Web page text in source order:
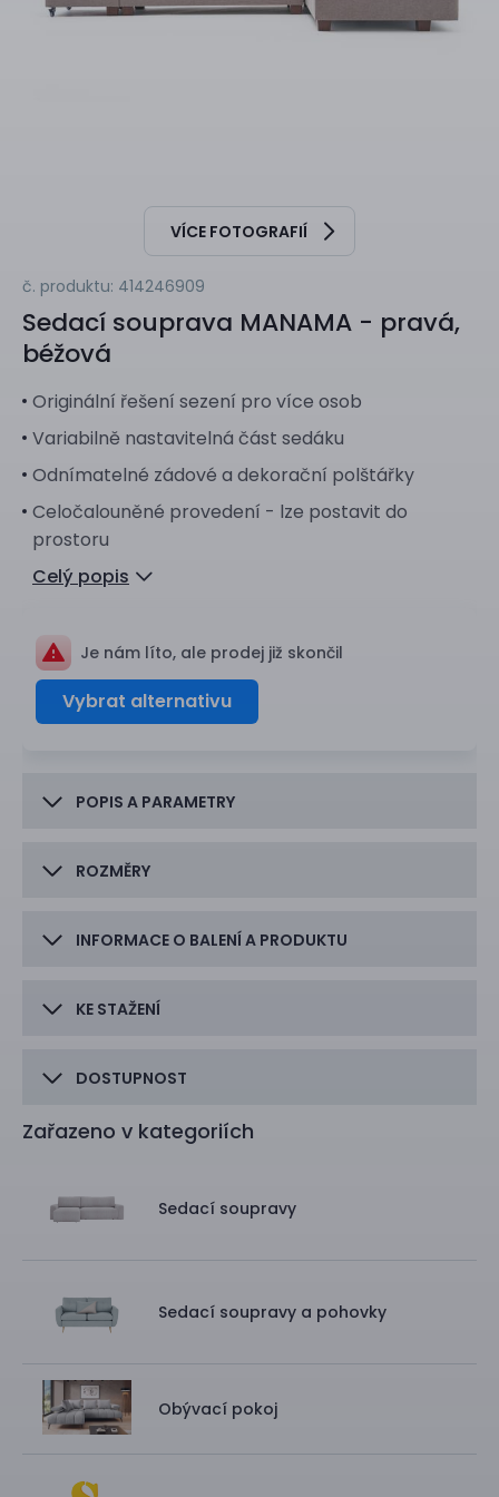
VÍCE FOTOGRAFIÍ
č. produktu: 414246909
Sedací souprava MANAMA - pravá,
béžová
Originální řešení sezení pro více osob
Variabilně nastavitelná část sedáku
Odnímatelné zádové a dekorační polštářky
Celočalouněné provedení - lze postavit do
prostoru
Celý popis
Je nám líto, ale prodej již skončil
Vybrat alternativu
POPIS A PARAMETRY
ROZMĚRY
INFORMACE O BALENÍ A PRODUKTU
KE STAŽENÍ
DOSTUPNOST
Zařazeno v kategoriích
Sedací soupravy
Sedací soupravy a pohovky
Obývací pokoj